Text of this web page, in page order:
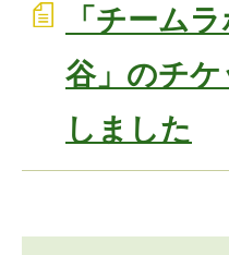
「チーム
谷」のチ
しました